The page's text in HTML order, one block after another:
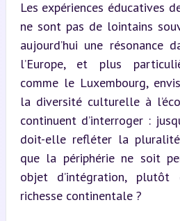
Les expériences éducatives
ne sont pas de lointains
aujourd’hui une résonance
l’Europe, et plus
comme le Luxembourg,
la diversité culturelle à
continuent d’interroger :
doit-elle refléter la
que la périphérie ne soit
objet d’intégration, plutôt
richesse continentale ?